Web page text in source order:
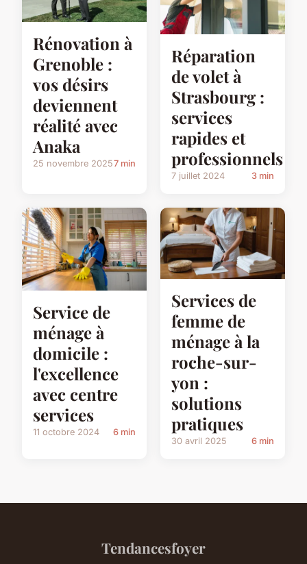
Rénovation à
Grenoble :
vos désirs
deviennent
réalité avec
Anaka
25 novembre 20257 min
Réparation
de volet à
Strasbourg :
services
rapides et
professionnels
7 juillet 2024 3 min
Service de
ménage à
domicile :
l'excellence
avec centre
services
11 octobre 2024 6 min
Services de
femme de
ménage à la
roche-sur-
yon :
solutions
pratiques
30 avril 2025 6 min
Tendancesfoyer